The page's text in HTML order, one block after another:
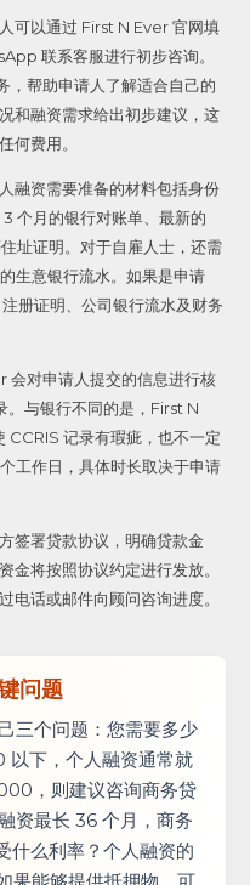
可以通过 First N Ever 官网填
联系客服进行初步咨询。
，帮助申请人了解适合自己的
和融资需求给出初步建议，这
何费用。
融资需要准备的材料包括身份
个月的银行对账单、最新的
址证明。对于自雇人士，还需
生意银行流水。如果是申请
册证明、公司银行流水及财务
会对申请人提交的信息进行核
。与银行不同的是，First N
CCRIS 记录有瑕疵，也不一定
工作日，具体时长取决于申请
签署贷款协议，明确贷款金
金将按照协议约定进行发放。
电话或邮件向顾问咨询进度。
问题
三个问题：您需要多少
下，个人融资通常就
，则建议咨询商务贷
资最长 36 个月，商务
什么利率？个人融资的